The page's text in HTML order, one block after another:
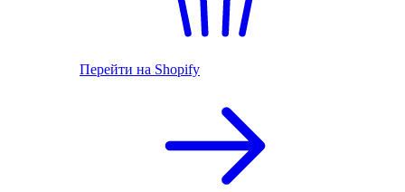
Перейти на Shopify